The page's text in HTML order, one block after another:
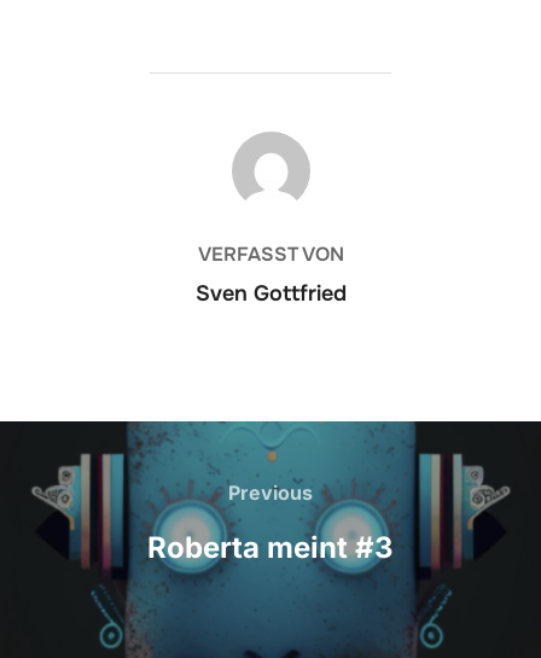
BEITRAGSAUTOR
VERFASST VON
Sven Gottfried
Beitrags-
Navigation
Previous
Previous
Roberta meint #3